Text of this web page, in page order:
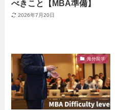
べきこと【MBA準備】
2026年7月20日
海外留学